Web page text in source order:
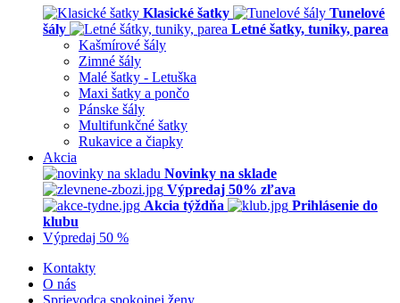
Klasické šatky
Tunelové
šály
Letné šatky, tuniky, parea
Kašmírové šály
Zimné šály
Malé šatky - Letuška
Maxi šatky a pončo
Pánske šály
Multifunkčné šatky
Rukavice a čiapky
Akcia
Novinky na sklade
Výpredaj 50% zľava
Akcia týždňa
Prihlásenie do
klubu
Výpredaj 50 %
Kontakty
O nás
Sprievodca spokojnej ženy